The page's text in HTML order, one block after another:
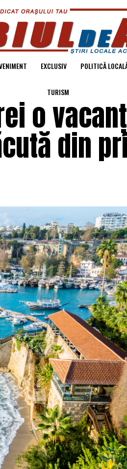
EXCLUSIV POLITICĂ
TURISM
o
din